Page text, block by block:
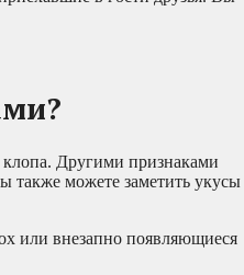
клопа. Другими признаками
также можете заметить укусы
или внезапно появляющиеся